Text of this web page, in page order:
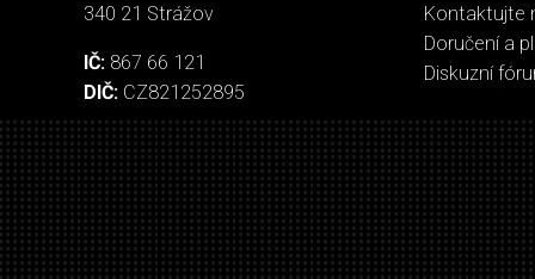
340 21 Strážov
IČ: 867 66 121
DIČ: CZ821252895
Kontaktujte
Doručení a
Diskuzní